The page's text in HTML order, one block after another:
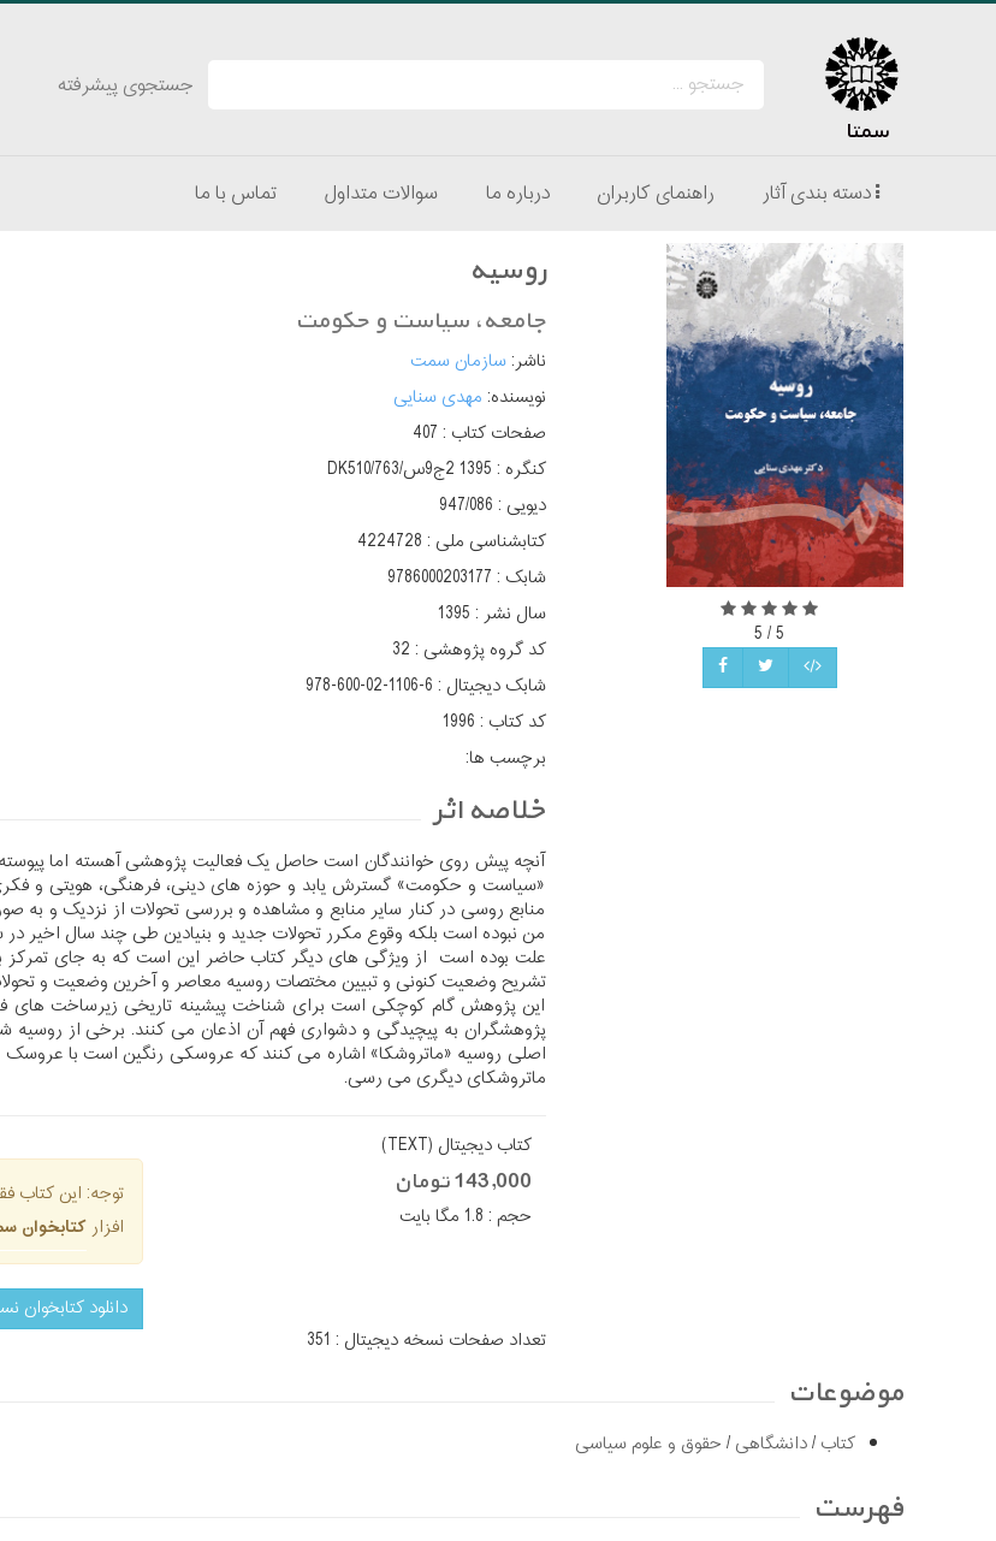
سمتا
جستجوی پیشرفته
دسته بندی آثار راهنمای کاربران درباره ما سوالات متداول تماس با ما
5
/
5
روسیه
جامعه، سیاست و حکومت
ناشر:سازمان سمت
نویسنده: مهدی سنایی
صفحات کتاب : 407
کنگره : ‫‬‭DK510/763‫‬‭‫‬‭/س9ج2 1395
دیویی : ‫‬‭‬‭947/086
کتابشناسی ملی : 4224728
شابک : 9786000203177
سال نشر : 1395
کد گروه پژوهشی : 32
شابک دیجیتال : 978-600-02-1106-6
کد کتاب : 1996
برچسب ها:
خلاصه اثر
آنچه پیش روی خوانندگان است حاصل یک فعالیت پژوهشی آهسته اما
«سیاست و حکومت» گسترش یابد و حوزه های دینی، فرهنگی، هویتی و
منابع روسی در کنار سایر منابع و مشاهده و بررسی تحولات از نزدیک و به
من نبوده است بلکه وقوع مکرر تحولات جدید و بنیادین طی چند سال اخیر
علت بوده است از ویژگی های دیگر کتاب حاضر این است که به جای تمرکز
تشریح وضعیت کنونی و تبیین مختصات روسیه معاصر و آخرین وضعیت و
این پژوهش گام کوچکی است برای شناخت پیشینه تاریخی زیرساخت
پژوهشگران به پیچیدگی و دشواری فهم آن اذعان می کنند. برخی از
اصلی روسیه «ماتروشکا» اشاره می کنند که عروسکی رنگین است با عروسک
ماتروشکای دیگری می رسی.
کتاب دیجیتال (TEXT)
143,000 تومان
حجم : 1.8 مگا بایت
توجه: این کتاب
افزارکتابخوان
دانلود کتابخوان
تعداد صفحات نسخه دیجیتال : 351
موضوعات
کتاب/دانشگاهی/حقوق و علوم سیاسی
فهرست